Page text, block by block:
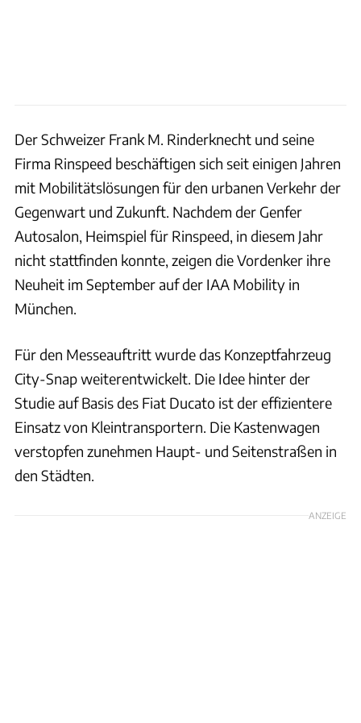
Der Schweizer Frank M. Rinderknecht und seine
Firma Rinspeed beschäftigen sich seit einigen Jahren
mit Mobilitätslösungen für den urbanen Verkehr der
Gegenwart und Zukunft. Nachdem der Genfer
Autosalon, Heimspiel für Rinspeed, in diesem Jahr
nicht stattfinden konnte, zeigen die Vordenker ihre
Neuheit im September auf der IAA Mobility in
München.
Für den Messeauftritt wurde das Konzeptfahrzeug
City-Snap weiterentwickelt. Die Idee hinter der
Studie auf Basis des Fiat Ducato ist der effizientere
Einsatz von Kleintransportern. Die Kastenwagen
verstopfen zunehmen Haupt- und Seitenstraßen in
den Städten.
ANZEIGE